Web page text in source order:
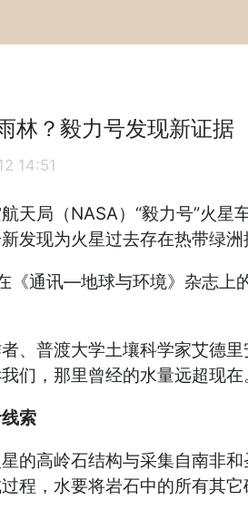
林？毅力号发现新证据
14:51
局（NASA）“毅力号”火星
发现为火星过去存在热带绿洲
通讯—地球与环境》杂志上的
普渡大学土壤科学家艾德里
们，那里曾经的水量远超现在
索
高岭石结构与采集自南非和
程，水要将岩石中的所有其